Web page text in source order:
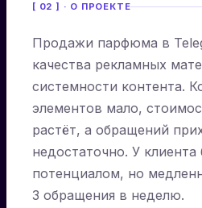
[ 02 ] · О ПРОЕКТЕ
Продажи парфюма в
качества рекламных
системности контента.
элементов мало,
растёт, а обращений
недостаточно. У клиента
потенциалом, но
3 обращения в неделю.